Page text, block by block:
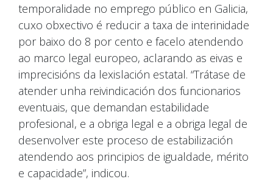
temporalidade no emprego público en Galicia,
cuxo obxectivo é reducir a taxa de interinidade
por baixo do 8 por cento e facelo atendendo
ao marco legal europeo, aclarando as eivas e
imprecisións da lexislación estatal. “Trátase de
atender unha reivindicación dos funcionarios
eventuais, que demandan estabilidade
profesional, e a obriga legal e a obriga legal de
desenvolver este proceso de estabilización
atendendo aos principios de igualdade, mérito
e capacidade”, indicou.